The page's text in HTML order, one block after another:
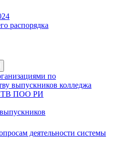
распорядка
по
выпускников колледжа
ПОО РИ
деятельности системы